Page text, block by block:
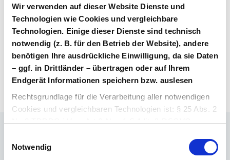
Wir verwenden auf dieser Website Dienste und
Technologien wie Cookies und vergleichbare
Technologien. Einige dieser Dienste sind technisch
notwendig (z. B. für den Betrieb der Website), andere
benötigen Ihre ausdrückliche Einwilligung, da sie Daten
– ggf. in Drittländer – übertragen oder auf Ihrem
Endgerät Informationen speichern bzw. auslesen
Rechtsgrundlage für die Verarbeitung aller notwendigen
Cookies und vergleichbaren Technologien ist: § 25 Abs. 2
Nr. 2 TDDDG i.V.m. Art 6 Abs. 1 S.1 lit. f) DSGVO.
Rechtsgrundlage für die Verarbeitung aller weiteren
Notwendig
herunterzuladen. Sie haben noch kein
Benutzerkonto? Dann können Sie sich hier
direkt registrieren.
Login Arzneimittel Konto erstellen
Ihr Ansprechpartner